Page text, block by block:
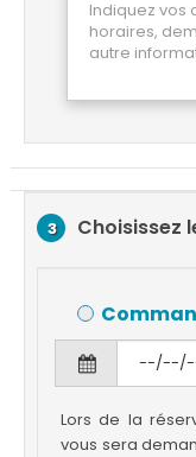
3 Choisissez
Lors de la
vous sera